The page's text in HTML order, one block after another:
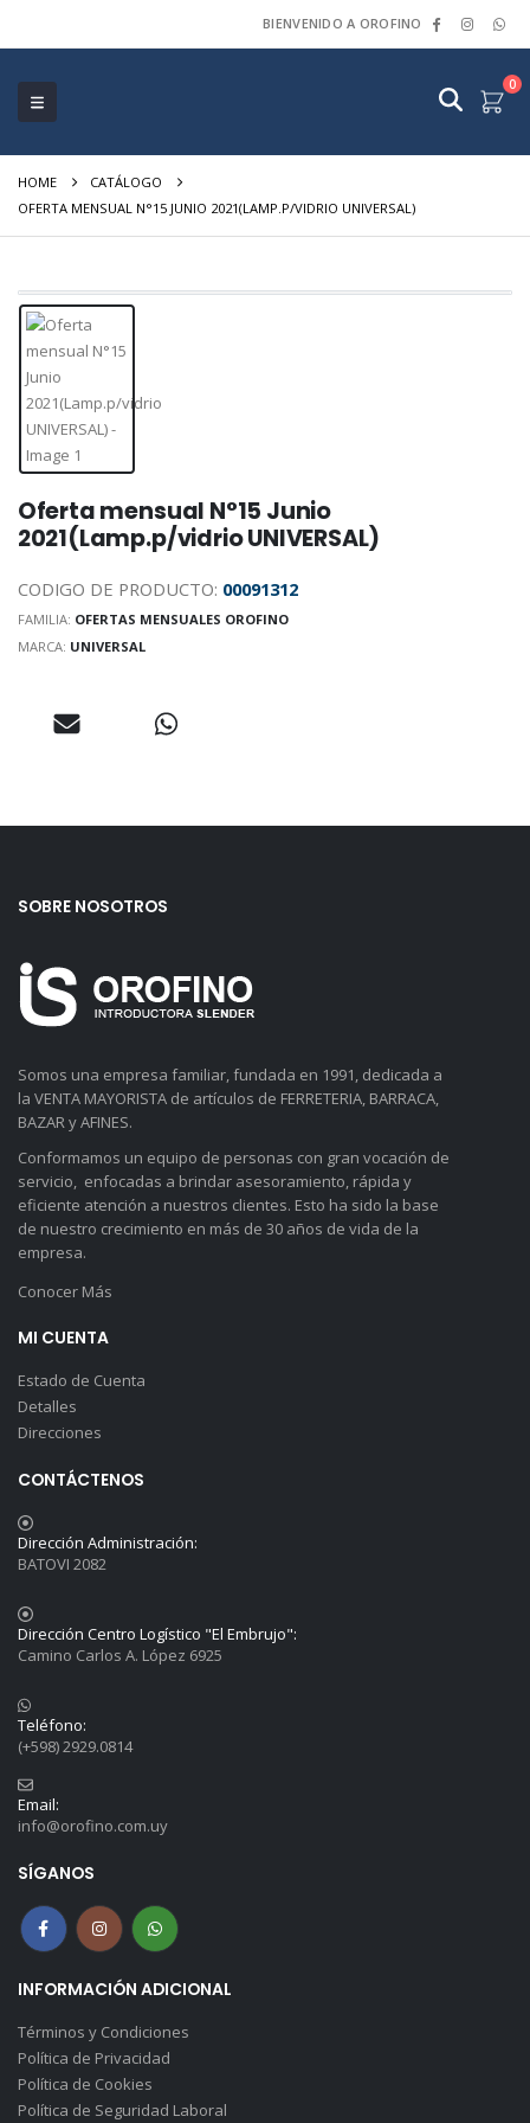
BIENVENIDO A OROFINO
0
HOME
CATÁLOGO
OFERTA MENSUAL N°15 JUNIO 2021(LAMP.P/VIDRIO UNIVERSAL)
Oferta mensual N°15 Junio
2021(Lamp.p/vidrio UNIVERSAL)
CODIGO DE PRODUCTO: 00091312
FAMILIA: OFERTAS MENSUALES OROFINO
MARCA: UNIVERSAL
SOBRE NOSOTROS
Somos una empresa familiar, fundada en 1991, dedicada a
la VENTA MAYORISTA de artículos de FERRETERIA, BARRACA,
BAZAR y AFINES.
Conformamos un equipo de personas con gran vocación de
servicio, enfocadas a brindar asesoramiento, rápida y
eficiente atención a nuestros clientes. Esto ha sido la base
de nuestro crecimiento en más de 30 años de vida de la
empresa.
Conocer Más
MI CUENTA
Estado de Cuenta
Detalles
Direcciones
CONTÁCTENOS
Dirección Administración:
BATOVI 2082
Dirección Centro Logístico "El Embrujo":
Camino Carlos A. López 6925
Teléfono:
(+598) 2929.0814
Email:
info@orofino.com.uy
SÍGANOS
INFORMACIÓN ADICIONAL
Términos y Condiciones
Política de Privacidad
Política de Cookies
Política de Seguridad Laboral